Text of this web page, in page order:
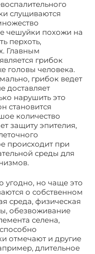
слущиваются
чешуйки похожи на
перхоть,
Главным
грибок
головы человека.
грибок ведет
доставляет
нарушить это
становится
количество
защиту эпителия,
происходит при
среды для
угодно, но чаще это
о собственном
среда, физическая
обезвоживание
селена,
отмечают и другие
длительное